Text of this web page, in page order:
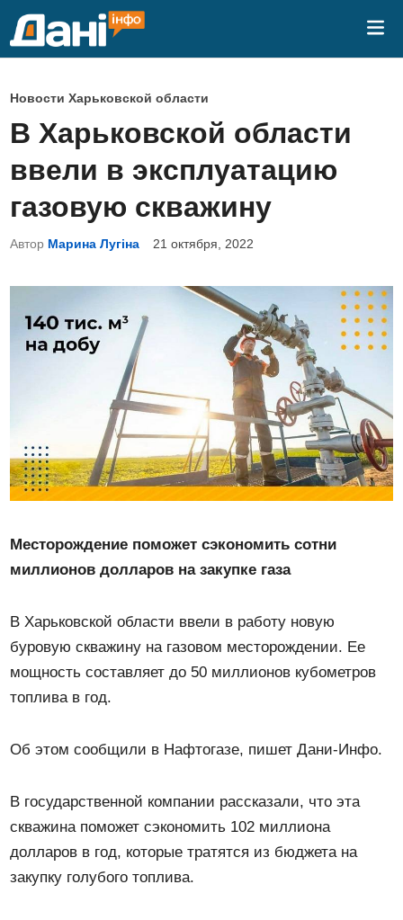
О
п
у
б
л
и
к
Новости Харьковской области
В Харьковской области
ввели в эксплуатацию
газовую скважину
Автор Марина Лугіна 21 октября, 2022
Месторождение поможет сэкономить сотни
миллионов долларов на закупке газа
В Харьковской области ввели в работу новую
буровую скважину на газовом месторождении. Ее
мощность составляет до 50 миллионов кубометров
топлива в год.
Об этом сообщили в Нафтогазе, пишет Дани-Инфо.
В государственной компании рассказали, что эта
скважина поможет сэкономить 102 миллиона
долларов в год, которые тратятся из бюджета на
закупку голубого топлива.